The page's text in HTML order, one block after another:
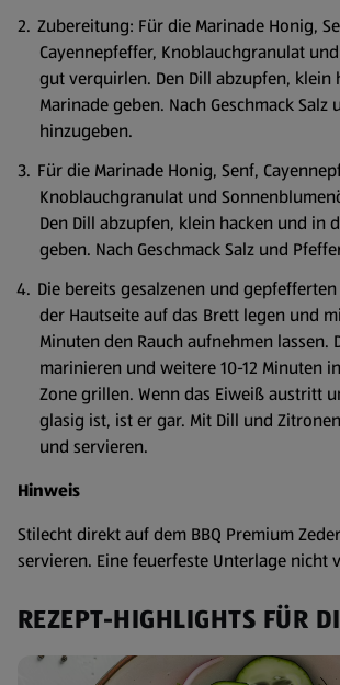
Zubereitung: Für die Marinade Honig,
Cayennepfeffer, Knoblauchgranulat
gut verquirlen. Den Dill abzupfen, klein
Marinade geben. Nach Geschmack Salz
hinzugeben.
Für die Marinade Honig, Senf,
Knoblauchgranulat und
Den Dill abzupfen, klein hacken und in
geben. Nach Geschmack Salz und
Die bereits gesalzenen und
der Hautseite auf das Brett legen und
Minuten den Rauch aufnehmen lassen.
marinieren und weitere 10-12 Minuten
Zone grillen. Wenn das Eiweiß austritt
glasig ist, ist er gar. Mit Dill und
und servieren.
Hinweis
Stilecht direkt auf dem BBQ Premium
servieren. Eine feuerfeste Unterlage nicht
REZEPT-HIGHLIGHTS FÜR